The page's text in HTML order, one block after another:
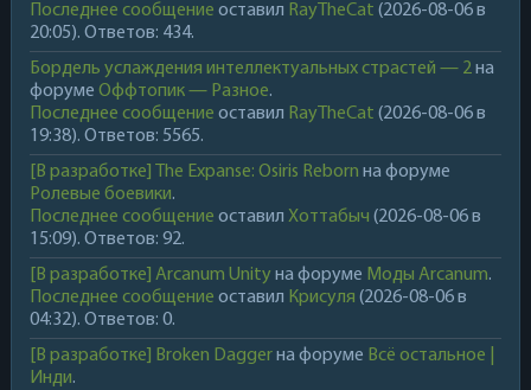
Последнее сообщение оставил RayTheCat (2026-08-06 в
20:05). Ответов: 434.
Бордель услаждения интеллектуальных страстей — 2на
форуме Оффтопик — Разное.
Последнее сообщение оставил RayTheCat (2026-08-06 в
19:38). Ответов: 5565.
[В разработке] The Expanse: Osiris Reborn на форуме
Ролевые боевики.
Последнее сообщение оставил Хоттабыч (2026-08-06 в
15:09). Ответов: 92.
[В разработке] Arcanum Unity на форуме Моды Arcanum.
Последнее сообщение оставил Крисуля (2026-08-06 в
04:32). Ответов: 0.
[В разработке] Broken Daggerна форуме Всё остальное |
Инди.